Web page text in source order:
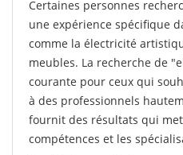
Certaines personnes
une expérience spécifique
comme la électricité
meubles. La recherche de
courante pour ceux qui
à des professionnels
fournit des résultats qui
compétences et les